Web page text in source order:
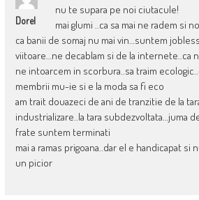
Dorel
nu te supara pe noi ciutacule!
mai glumi ..ca sa mai ne radem si
ca banii de somaj nu mai vin…suntem
viitoare…ne decablam si de la internete..ca
ne intoarcem in scorbura..sa traim
membrii mu-ie si e la moda sa fi eco
am trait douazeci de ani de tranzitie de la
industrializare..la tara subdezvoltata…juma
frate suntem terminati
mai a ramas prigoana..dar el e handicapat si
un picior